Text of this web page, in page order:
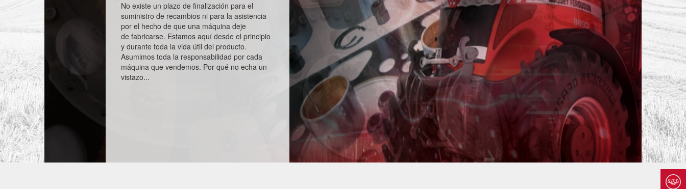
No existe un plazo de finalización para el
suministro de recambios ni para la asistencia
por el hecho de que una máquina deje
de fabricarse. Estamos aquí desde el principio
y durante toda la vida útil del producto.
Asumimos toda la responsabilidad por cada
máquina que vendemos. Por qué no echa un
vistazo...